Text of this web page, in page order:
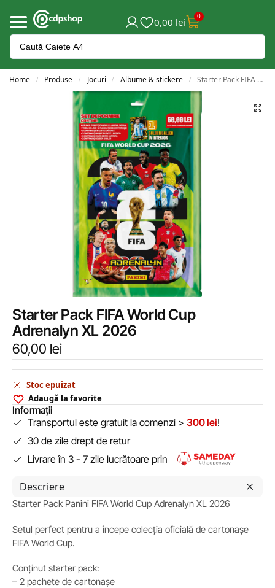
0,00 lei 0
Home / Produse / Jocuri / Albume & stickere / Starter Pack FIFA World Cup Adrenalyn XL 2026
Starter Pack FIFA World Cup
Adrenalyn XL 2026
60,00 lei
Stoc epuizat
Adaugă la favorite
Informații
Transportul este gratuit la comenzi > 300 lei!
30 de zile drept de retur
Livrare în 3 - 7 zile lucrătoare prin
Descriere
Starter Pack Panini FIFA World Cup Adrenalyn XL 2026
Setul perfect pentru a începe colecția oficială de cartonașe
FIFA World Cup.
Conținut starter pack:
– 2 pachete de cartonașe